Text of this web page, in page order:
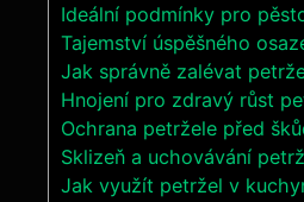
Ideální⁤ podmínky pro
Tajemství úspěšného
Jak ⁣správně zalévat​
Hnojení ⁤pro ⁣zdravý růst
Ochrana petržele před
Sklizeň a ‍uchovávání
Jak využít petržel ⁢v